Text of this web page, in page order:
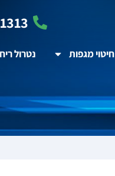
חיטוי מגפות נטרול